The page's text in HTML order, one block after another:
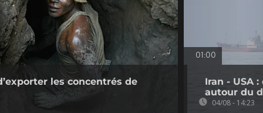
les concentrés de
01:00
Iran - USA
autour du
04/08 - 14:23